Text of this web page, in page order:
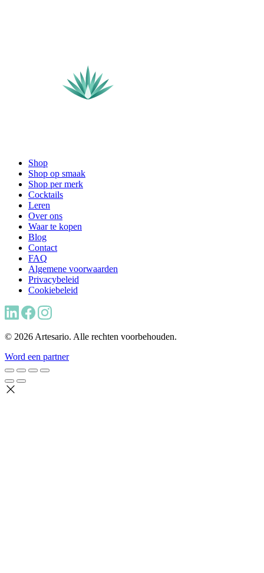
Shop
Shop op smaak
Shop per merk
Cocktails
Leren
Over ons
Waar te kopen
Blog
Contact
FAQ
Algemene voorwaarden
Privacybeleid
Cookiebeleid
© 2026 Artesario. Alle rechten voorbehouden.
Word een partner